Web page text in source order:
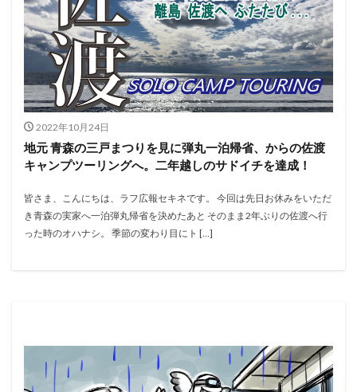
2022年10月24日
地元 青森の三戸まつりを見に弾丸一泊帰省、からの佐渡
キャンプツーリングへ。二年越しのサドイチを達成！
皆さま、こんにちは、ラフ広報セキネです。 今回は先日お休みをいただ
き青森の実家へ一泊弾丸帰省を決めたあと そのまま2年ぶりの佐渡へ行
った時のオハナシ。 季節の変わり目にト […]